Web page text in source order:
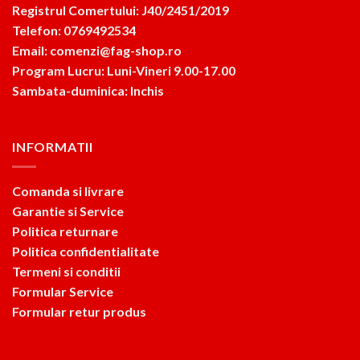
Registrul Comertului: J40/2451/2019
Telefon: 0769492534
Email: comenzi@fag-shop.ro
Program Lucru: Luni-Vineri 9.00-17.00
Sambata-duminica: Inchis
INFORMATII
Comanda si livrare
Garantie si Service
Politica returnare
Politica confidentialitate
Termeni si conditii
Formular Service
Formular retur produs